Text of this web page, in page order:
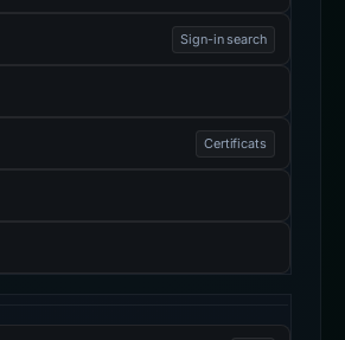
Sign-in search
Certificats